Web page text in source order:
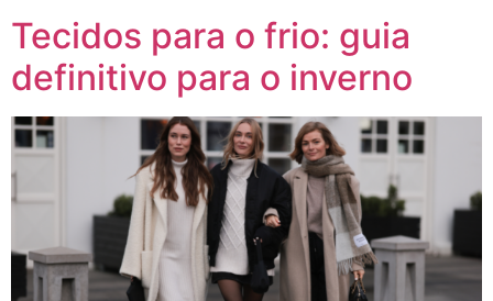
Tecidos para o frio: guia
definitivo para o inverno